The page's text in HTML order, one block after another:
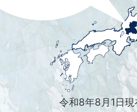
令和8年8月1日現